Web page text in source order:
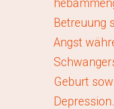
Betreuung
Angst
Geburt
Depression.